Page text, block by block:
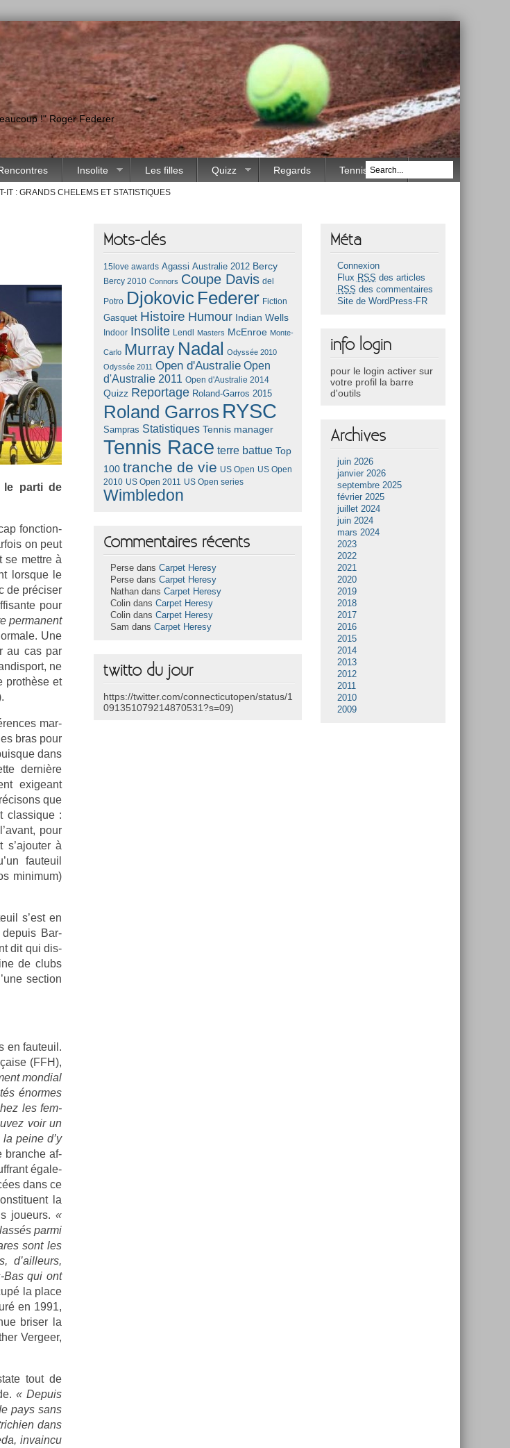
!" Roger Federer
Insolite Les filles Quizz Regards Tennis Race
IT : GRANDS CHELEMS ET STATISTIQUES
le parti de
fonction­
on peut
se mettre à
lorsque le
de préciser
pour
per­manent
Une
au cas par
ne
prothèse et
mar­
bras pour
dans
dernière
ex­igeant
que
clas­sique :
pour
s’ajout­er à
fauteuil
mini­mum)
s’est en
de­puis Bar­
dit qui dis­
de clubs
sec­tion
en fauteuil.
(FFH),
mon­di­al
énor­mes
les fem­
voir un
peine d’y
branche af­
égale­
dans ce
la
joueurs. «
parmi
sont les
d’ail­leurs,
Bas qui ont
la place
en 1991,
bris­er la
Ver­ge­er,
tout de
« De­puis
pays sans
dans
in­vain­cu
Mots-clés
15love awards Agassi Australie 2012 Bercy
Bercy 2010 Connors Coupe Davis del
Potro Djokovic Federer Fiction
Gasquet Histoire Humour Indian Wells
Indoor Insolite Lendl Masters McEnroe Monte-
Carlo Murray Nadal
Odyssée 2010
Odyssée 2011 Open d'Australie Open
d'Australie 2011 Open d'Australie 2014
Quizz Reportage Roland-Garros 2015
Roland Garros RYSC
Sampras Statistiques Tennis manager
Tennis Race terre battue Top
100 tranche de vie US Open US Open
2010 US Open 2011 US Open series
Wimbledon
Commentaires récents
Perse dansCarpet Heresy
Perse dansCarpet Heresy
Nathan dansCarpet Heresy
Colin dansCarpet Heresy
Colin dansCarpet Heresy
Sam dansCarpet Heresy
twitto du jour
https://twitter.com/connecticutopen/status/1
091351079214870531?s=09)
Méta
Connexion
Flux RSS des articles
RSS des commentaires
Site de WordPress-FR
info login
pour le login activer sur
votre profil la barre
d'outils
Archives
juin 2026
janvier 2026
septembre 2025
février 2025
juillet 2024
juin 2024
mars 2024
2023
2022
2021
2020
2019
2018
2017
2016
2015
2014
2013
2012
2011
2010
2009